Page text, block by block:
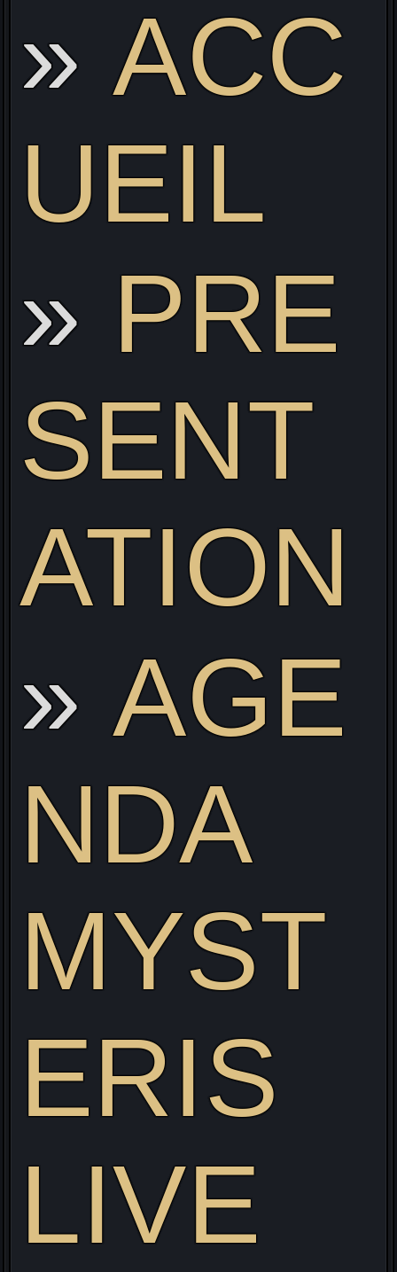
Li
ve
Visitez mon site web pour découvrir mon projet Live
alliant Gaming/Streaming/Cosplay !
ACC
UEIL
PRE
SENT
ATION
AGE
NDA
MYST
ERIS
LIVE